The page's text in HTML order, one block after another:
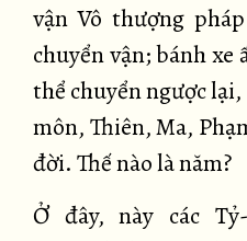
vận Vô thượng
chuyển vận; bánh xe
thể chuyển ngược
môn, Thiên, Ma,
đời. Thế nào là năm?
Ở đây, này các